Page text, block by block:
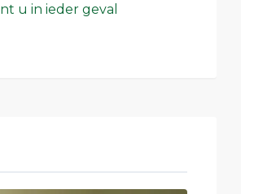
u in ieder geval